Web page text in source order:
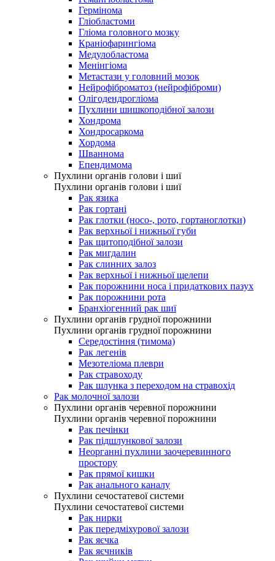
Гермінома
Гліобластоми
Гліома головного мозку
Краніофарингіома
Медулобластома
Менінгіома
Метастази у головний мозок
Нейрофіброматоз (нейрофіброми)
Олігодендрогліома
Пухлини шишкоподібної залози
Хондрома
Хондросаркома
Хордома
Шваннома
Епендимома
Пухлини органів голови і шиї
Пухлини органів голови і шиї
Рак язика
Рак гортані
Рак глотки (носо-, рото, гортаноглотки)
Рак верхньої і нижньої губи
Рак щитоподібної залози
Рак мигдалин
Рак слинних залоз
Рак верхньої і нижньої щелепи
Рак порожнини носа і придаткових пазух
Рак порожнини рота
Бранхіогенний рак шиї
Пухлини органів грудної порожнини
Пухлини органів грудної порожнини
Середостіння (тимома)
Рак легенів
Мезотеліома плеври
Рак стравоходу
Рак шлунка з переходом на стравохід
Рак молочної залози
Пухлини органів черевної порожнини
Пухлини органів черевної порожнини
Рак печінки
Рак підшлункової залози
Неорганні пухлини заочеревинного
простору
Рак прямої кишки
Рак анального каналу
Пухлини сечостатевої системи
Пухлини сечостатевої системи
Рак нирки
Рак передміхурової залози
Рак яєчка
Рак яєчників